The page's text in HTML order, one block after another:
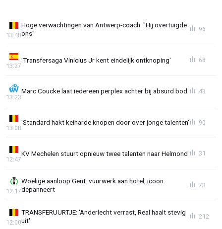
Hoge verwachtingen van Antwerp-coach: "Hij overtuigde
ons"
13:48
96
'Transfersaga Vinicius Jr kent eindelijk ontknoping'
13:27
68
Marc Coucke laat iedereen perplex achter bij absurd bod
13:23
43
'Standard hakt keiharde knopen door over jonge talenten'
13:08
90
KV Mechelen stuurt opnieuw twee talenten naar Helmond
12:47
31
Woelige aanloop Gent: vuurwerk aan hotel, icoon
depanneert
12:17
73
TRANSFERUURTJE: 'Anderlecht verrast, Real haalt stevig
uit'
12:00
212